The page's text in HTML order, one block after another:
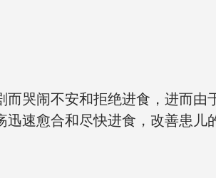
哭闹不安和拒绝进食，进而由
速愈合和尽快进食，改善患儿